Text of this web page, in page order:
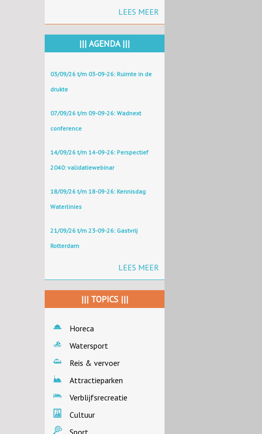
LEES MEER
||| AGENDA |||
03/09/26 t/m 03-09-26: Ruimte in de
drukte
07/09/26 t/m 09-09-26: Wadnext
conference
14/09/26 t/m 14-09-26: Perspectief
2040: validatiewebinar
18/09/26 t/m 18-09-26: Kennisdag
Waterlinies
21/09/26 t/m 23-09-26: Gastvrij
Rotterdam
LEES MEER
||| TOPICS |||
Horeca
Watersport
Reis & vervoer
Attractieparken
Verblijfsrecreatie
Cultuur